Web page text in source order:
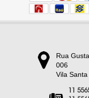
Rua
006
Vila
11